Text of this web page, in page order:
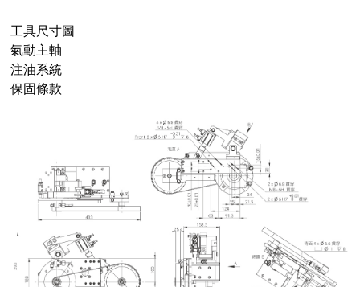
工具尺寸圖
氣動主軸
注油系統
保固條款